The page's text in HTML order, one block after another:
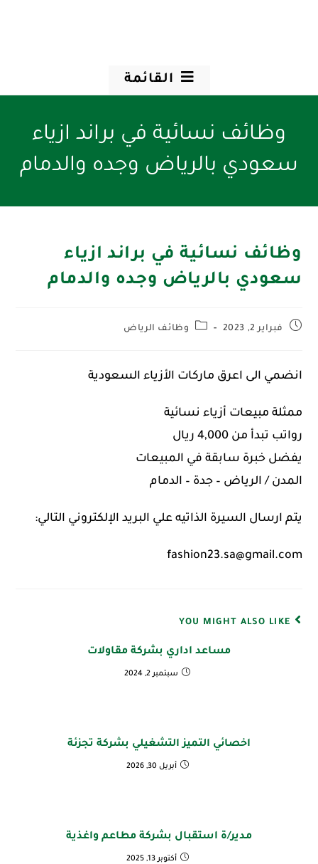
القائمة
وظائف نسائية في براند ازياء
سعودي بالرياض وجده والدمام
وظائف نسائية في براند ازياء
سعودي بالرياض وجده والدمام
فبراير 2, 2023 وظائف الرياض
انضمي الى اعرق ماركات الأزياء السعودية
ممثلة مبيعات أزياء نسائية
رواتب تبدأ من 4,000 ريال
يفضل خبرة سابقة في المبيعات
المدن / الرياض – جدة – الدمام
يتم ارسال السيرة الذاتيه علي البريد الإلكتروني التالي:
fashion23.sa@gmail.com
YOU MIGHT ALSO LIKE
مساعد اداري بشركة مقاولات
سبتمبر 2, 2024
اخصائي التميز التشغيلي بشركة تجزئة
أبريل 30, 2026
مدير/ة استقبال بشركة مطاعم واغذية
أكتوبر 13, 2025